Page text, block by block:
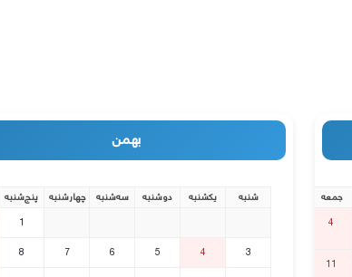
جمعه
4
11
بهمن
شنبه یکشنبه دوشنبه سه‌شنبه چهارشنبه پنج‌شنبه
1
3
4
5
6
7
8